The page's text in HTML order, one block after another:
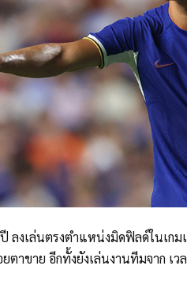
ลงเล่นตรงตำแหน่งมิดฟิลด์ในเก
าขาย อีกทั้งยังเล่นงานทีมจาก เว